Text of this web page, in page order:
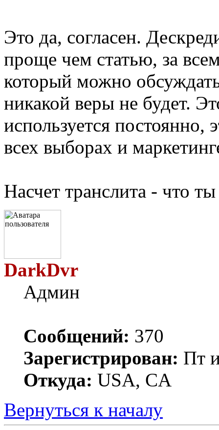
Это да, согласен.
проще чем статью, за
который можно
никакой веры не будет.
используется постоянно,
всех выборах и
Насчет транслита - что
DarkDvr
Админ
Сообщений: 370
Зарегистрирован: Пт
Откуда: USA, CA
Вернуться к началу